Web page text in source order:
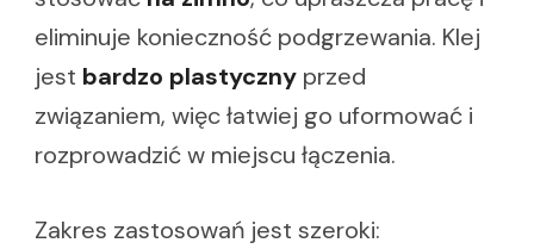
eliminuje konieczność podgrzewania. Klej
jest bardzo plastyczny przed
związaniem, więc łatwiej go uformować i
rozprowadzić w miejscu łączenia.
Zakres zastosowań jest szeroki: